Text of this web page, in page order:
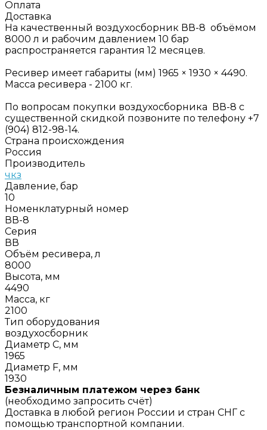
Оплата
Доставка
На качественный воздухосборник ВВ-8 объёмом
8000 л и рабочим давлением 10 бар
распространяется гарантия 12 месяцев.
Ресивер имеет габариты (мм) 1965 × 1930 × 4490.
Масса ресивера - 2100 кг.
По вопросам покупки воздухосборника ВВ-8 с
существенной скидкой позвоните по телефону +7
(904) 812-98-14.
Страна происхождения
Россия
Производитель
чкз
Давление, бар
10
Номенклатурный номер
ВВ-8
Серия
ВВ
Объём ресивера, л
8000
Высота, мм
4490
Масса, кг
2100
Тип оборудования
воздухосборник
Диаметр C, мм
1965
Диаметр F, мм
1930
Безналичным платежом через банк
(необходимо запросить счёт)
Доставка в любой регион России и стран СНГ с
помощью транспортной компании.